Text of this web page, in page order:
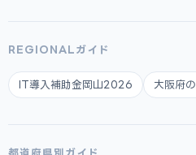
REGIONALガイド
IT導入補助金岡山2026 大阪府
都道府県別ガイド